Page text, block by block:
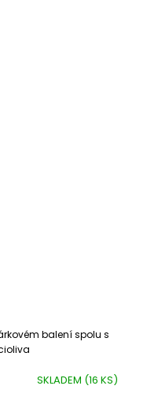
SKLADEM (16 KS)
balení spolu s